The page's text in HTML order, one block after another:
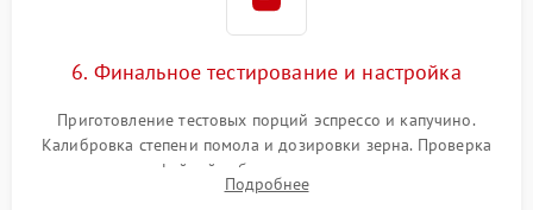
6. Финальное тестирование и настройка
Приготовление тестовых порций эспрессо и капучино.
Калибровка степени помола и дозировки зерна. Проверка
плотности кофейной таблетки, температуры напитка и
качества молочной пены. Контроль отсутствия посторонних
Подробнее